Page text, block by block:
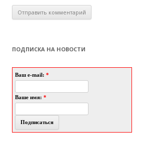
ПОДПИСКА НА НОВОСТИ
Ваш e-mail: *
Ваше имя: *